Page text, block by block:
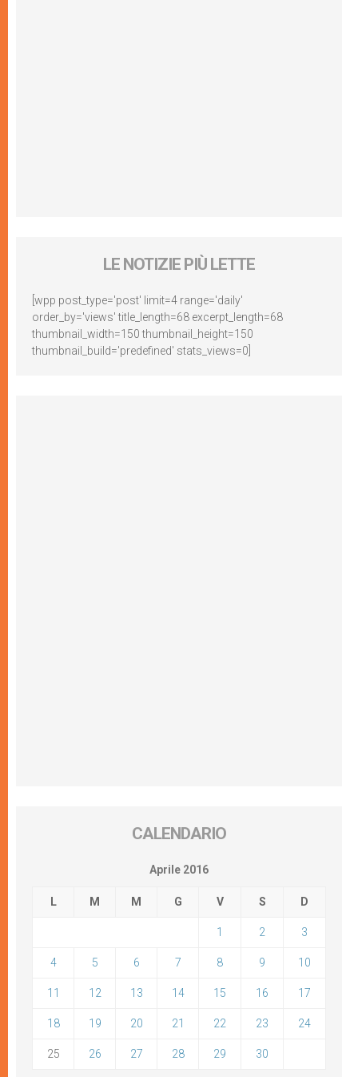
LE NOTIZIE PIÙ LETTE
[wpp post_type='post' limit=4 range='daily'
order_by='views' title_length=68 excerpt_length=68
thumbnail_width=150 thumbnail_height=150
thumbnail_build='predefined' stats_views=0]
CALENDARIO
Aprile 2016
L M M G V S D
1 2 3
4 5 6 7 8 9 10
11 12 13 14 15 16 17
18 19 20 21 22 23 24
25 26 27 28 29 30